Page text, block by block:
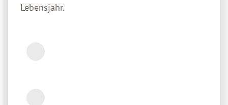
Lebensjahr.